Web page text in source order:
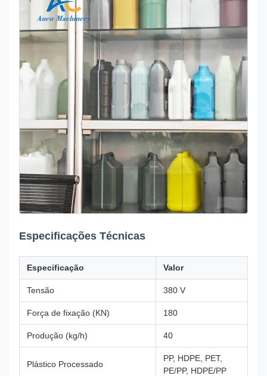
Especificações Técnicas
Especificação Valor
Tensão 380 V
Força de fixação (KN) 180
Produção (kg/h) 40
Plástico Processado
PP, HDPE, PET,
PE/PP, HDPE/PP